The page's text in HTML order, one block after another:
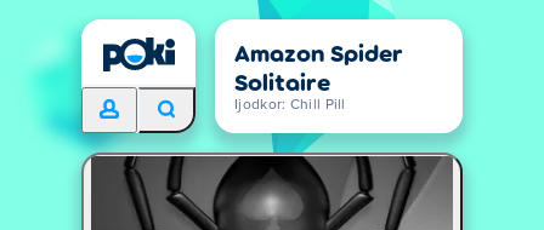
Amazon Spider
Solitaire
Ijodkor: Chill Pill